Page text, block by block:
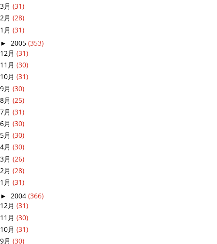
3月 (31)
2月 (28)
1月 (31)
► 2005 (353)
12月 (31)
11月 (30)
10月 (31)
9月 (30)
8月 (25)
7月 (31)
6月 (30)
5月 (30)
4月 (30)
3月 (26)
2月 (28)
1月 (31)
► 2004 (366)
12月 (31)
11月 (30)
10月 (31)
9月 (30)